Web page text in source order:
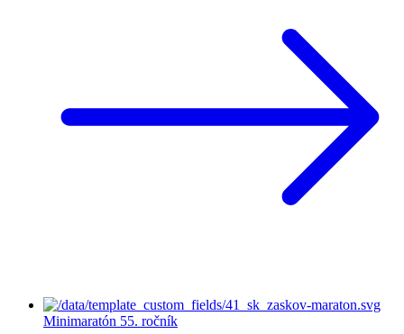
Minimaratón 55. ročník